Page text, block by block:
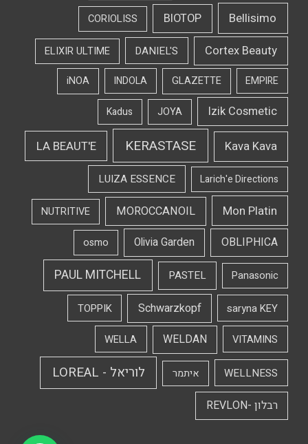
Bellisimo
BIOTOP
CORIOLISS
Cortex Beauty
DANIEL'S
ELIXIR ULTIME
EMPIRE
GLAZETTE
INDOLA
iNOA
Izik Cosmetic
JOYA
Kadus
Kava Kava
KERASTASE
LA BEAUT'E
Larich'e Directions
LUIZA ESSENCE
Mon Platin
MOROCCANOIL
NUTRITIVE
OBLIPHICA
Olivia Garden
osmo
Panasonic
PASTEL
PAUL MITCHELL
saryna KEY
Schwarzkopf
TOPPIK
VITAMINS
WELDAN
WELLA
WELLNESS איתמר לוריאל - LOREAL
רבלון -REVLON